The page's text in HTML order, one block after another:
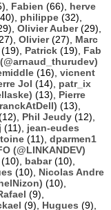
Fabien (66), herve
philippe (32),
Olivier Auber(29),
Olivier(27), Marc
(19), Patrick (19), Fab
(16), vicnent
Jol (14), patr_ix
(13), Pierre
(13),
Phil Jeudy (12),
(11), jean-eudes
(11), dparmen1
(@LINKANDEV)
(10), babar(10),
(10), Nicolas Andre
(10),
(9),
(9), Hugues (9),